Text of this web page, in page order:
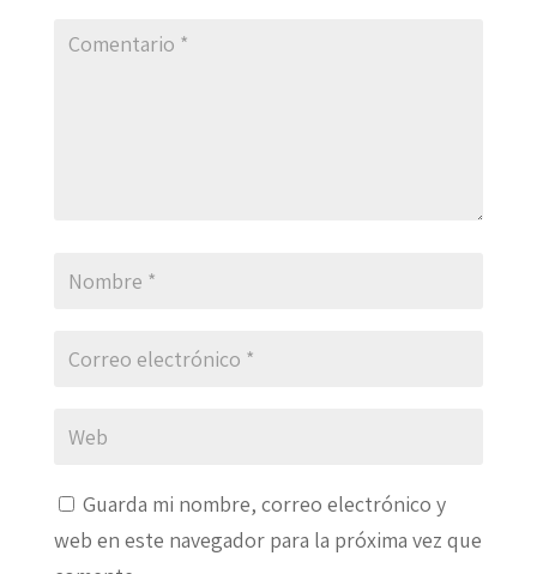
Guarda mi nombre, correo electrónico y
web en este navegador para la próxima vez que